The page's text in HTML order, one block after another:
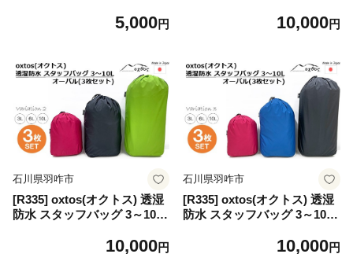
5,000円 10,000円
石川県羽咋市
[R335] oxtos(オクトス) 透湿
防水 スタッフバッグ 3～10L
10,000円
石川県羽咋市
[R335] oxtos(オクトス) 透湿
防水 スタッフバッグ 3～10L
10,000円